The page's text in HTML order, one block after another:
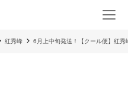
紅秀峰 6月上中旬発送！【クール便】紅